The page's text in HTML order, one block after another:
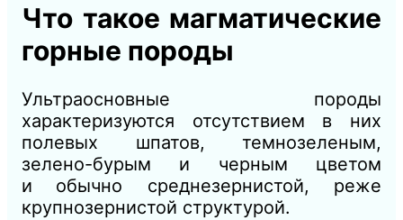
Что такое магматические
горные породы
Ультраосновные породы
характеризуются отсутствием в них
полевых шпатов, темнозеленым,
зелено-бурым и черным цветом
и
обычно среднезернистой, реже
крупнозернистой структурой.